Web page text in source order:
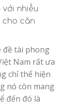
với nhiều
cho căn
đề tài phong
Nam rất ưa
chỉ thể hiện
nó còn mang
đến đó là